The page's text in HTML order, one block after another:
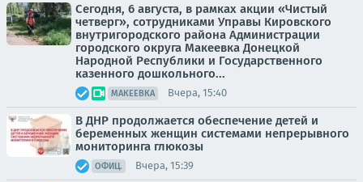
Сегодня, 6 августа, в рамках акции «Чистый
четверг», сотрудниками Управы Кировского
внутригородского района Администрации
городского округа Макеевка Донецкой
Народной Республики и Государственного
казенного дошкольного...
МАКЕЕВКА Вчера, 15:40
В ДНР продолжается обеспечение детей и
беременных женщин системами непрерывного
мониторинга глюкозы
ОФИЦ. Вчера, 15:39